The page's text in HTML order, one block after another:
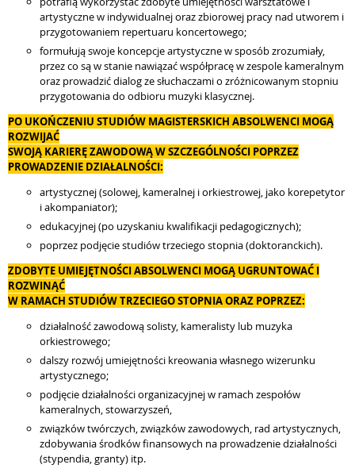
artystyczne w indywidualnej oraz zbiorowej pracy nad utworem i
przygotowaniem repertuaru koncertowego;
formułują swoje koncepcje artystyczne w sposób zrozumiały,
przez co są w stanie nawiązać współpracę w zespole kameralnym
oraz prowadzić dialog ze słuchaczami o zróżnicowanym stopniu
przygotowania do odbioru muzyki klasycznej.
PO UKOŃCZENIU STUDIÓW MAGISTERSKICH ABSOLWENCI MOGĄ
ROZWIJAĆ
SWOJĄ KARIERĘ ZAWODOWĄ W SZCZEGÓLNOŚCI POPRZEZ
PROWADZENIE DZIAŁALNOŚCI:
artystycznej (solowej, kameralnej i orkiestrowej, jako korepetytor
i akompaniator);
edukacyjnej (po uzyskaniu kwalifikacji pedagogicznych);
poprzez podjęcie studiów trzeciego stopnia (doktoranckich).
ZDOBYTE UMIEJĘTNOŚCI ABSOLWENCI MOGĄ UGRUNTOWAĆ I
ROZWINĄĆ
W RAMACH STUDIÓW TRZECIEGO STOPNIA ORAZ POPRZEZ:
działalność zawodową solisty, kameralisty lub muzyka
orkiestrowego;
dalszy rozwój umiejętności kreowania własnego wizerunku
artystycznego;
podjęcie działalności organizacyjnej w ramach zespołów
kameralnych, stowarzyszeń,
związków twórczych, związków zawodowych, rad artystycznych,
zdobywania środków finansowych na prowadzenie działalności
(stypendia, granty) itp.